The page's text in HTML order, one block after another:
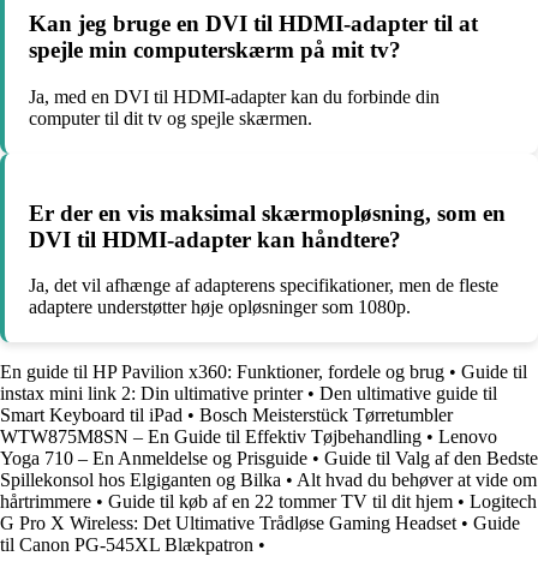
Kan jeg bruge en DVI til HDMI-adapter til at
spejle min computerskærm på mit tv?
Ja, med en DVI til HDMI-adapter kan du forbinde din
computer til dit tv og spejle skærmen.
Er der en vis maksimal skærmopløsning, som en
DVI til HDMI-adapter kan håndtere?
Ja, det vil afhænge af adapterens specifikationer, men de fleste
adaptere understøtter høje opløsninger som 1080p.
En guide til HP Pavilion x360: Funktioner, fordele og brug • Guide til
instax mini link 2: Din ultimative printer• Den ultimative guide til
Smart Keyboard til iPad • Bosch Meisterstück Tørretumbler
WTW875M8SN – En Guide til Effektiv Tøjbehandling • Lenovo
Yoga 710 – En Anmeldelse og Prisguide • Guide til Valg af den Bedste
Spillekonsol hos Elgiganten og Bilka • Alt hvad du behøver at vide om
hårtrimmere • Guide til køb af en 22 tommer TV til dit hjem • Logitech
G Pro X Wireless: Det Ultimative Trådløse Gaming Headset • Guide
til Canon PG-545XL Blækpatron •